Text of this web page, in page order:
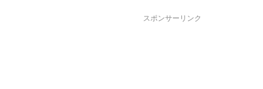
スポンサーリンク